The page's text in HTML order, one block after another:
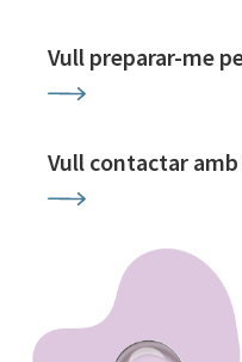
Vull preparar-me
Vull contactar